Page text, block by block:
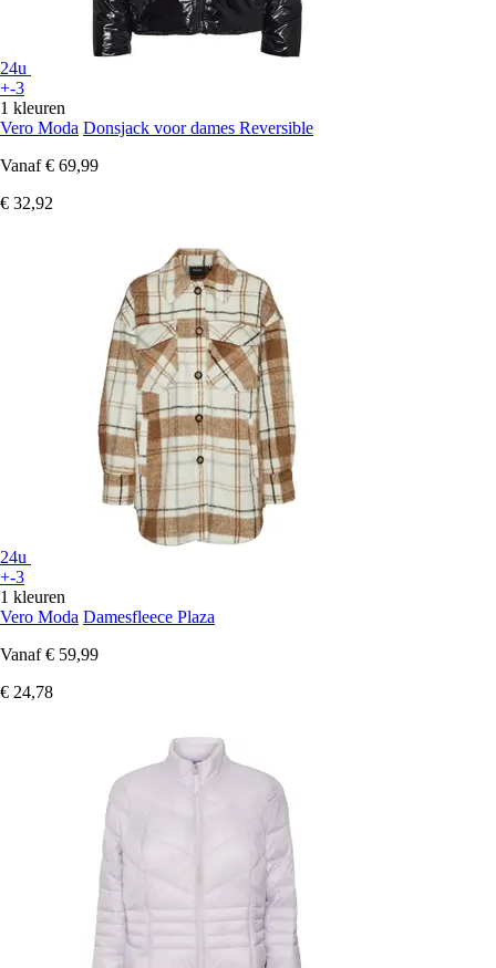
24u
+-3
1 kleuren
Vero Moda Donsjack voor dames Reversible
Vanaf € 69,99
€ 32,92
24u
+-3
1 kleuren
Vero Moda Damesfleece Plaza
Vanaf € 59,99
€ 24,78